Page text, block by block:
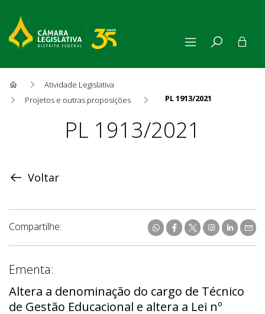
Atividade Legislativa
Projetos e outras proposições
PL 1913/2021
ProposiçãoPL 1913/2021
Voltar
Compartilhe:
Ementa:
Altera a denominação do cargo de Técnico
de Gestão Educacional e altera a Lei nº